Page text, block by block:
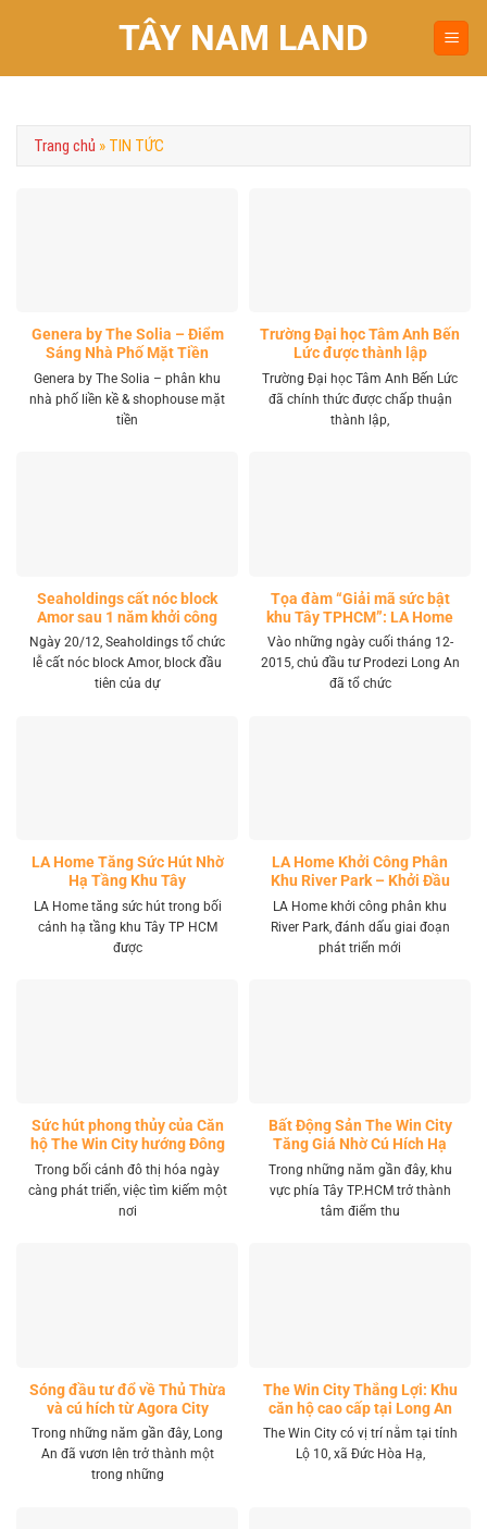
TÂY NAM LAND
Trang chủ » TIN TỨC
Genera by The Solia – Điểm
Sáng Nhà Phố Mặt Tiền
Vành Đai 4 Khu Tây
Genera by The Solia – phân khu
nhà phố liền kề & shophouse mặt
tiền
Trường Đại học Tâm Anh Bến
Lức được thành lập
Trường Đại học Tâm Anh Bến Lức
đã chính thức được chấp thuận
thành lập,
Seaholdings cất nóc block
Amor sau 1 năm khởi công
Ngày 20/12, Seaholdings tổ chức
lễ cất nóc block Amor, block đầu
tiên của dự
Tọa đàm “Giải mã sức bật
khu Tây TPHCM”: LA Home
khai mở tọa độ đầu tư mới
Vào những ngày cuối tháng 12-
2015, chủ đầu tư Prodezi Long An
đã tổ chức
LA Home Tăng Sức Hút Nhờ
Hạ Tầng Khu Tây
LA Home tăng sức hút trong bối
cảnh hạ tầng khu Tây TP HCM
được
LA Home Khởi Công Phân
Khu River Park – Khởi Đầu
Giai Đoạn Phát Triển Mới
LA Home khởi công phân khu
River Park, đánh dấu giai đoạn
phát triển mới
Sức hút phong thủy của Căn
hộ The Win City hướng Đông
Nam
Trong bối cảnh đô thị hóa ngày
càng phát triển, việc tìm kiếm một
nơi
Bất Động Sản The Win City
Tăng Giá Nhờ Cú Hích Hạ
Tầng
Trong những năm gần đây, khu
vực phía Tây TP.HCM trở thành
tâm điểm thu
Sóng đầu tư đổ về Thủ Thừa
và cú hích từ Agora City
Trong những năm gần đây, Long
An đã vươn lên trở thành một
trong những
The Win City Thắng Lợi: Khu
căn hộ cao cấp tại Long An
The Win City có vị trí nằm tại tỉnh
Lộ 10, xã Đức Hòa Hạ,